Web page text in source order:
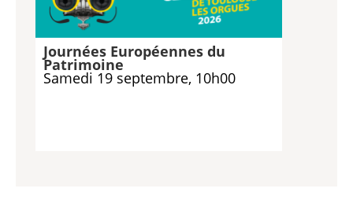
Journées Européennes du
Patrimoine
Samedi 19 septembre, 10h00